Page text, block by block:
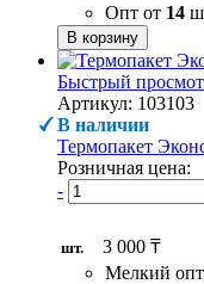
Опт от 14
В корзину
Быстрый
Артикул: 103103
В наличии
Термопакет
Розничная цена:
-
шт.
3 000 ₸
Мелкий